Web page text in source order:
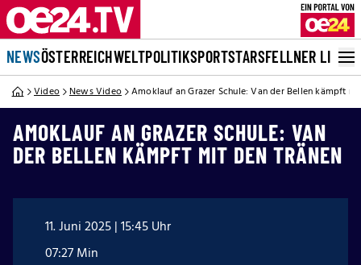
NEWSÖSTERREICHWELTPOLITIKSPORTSTARSFELLNER LIVE
Video News Video Amoklauf an Grazer Schule: Van der Bellen kämpft
AMOKLAUF AN GRAZER SCHULE: VAN
DER BELLEN KÄMPFT MIT DEN TRÄNEN
11. Juni 2025 | 15:45 Uhr
07:27 Min